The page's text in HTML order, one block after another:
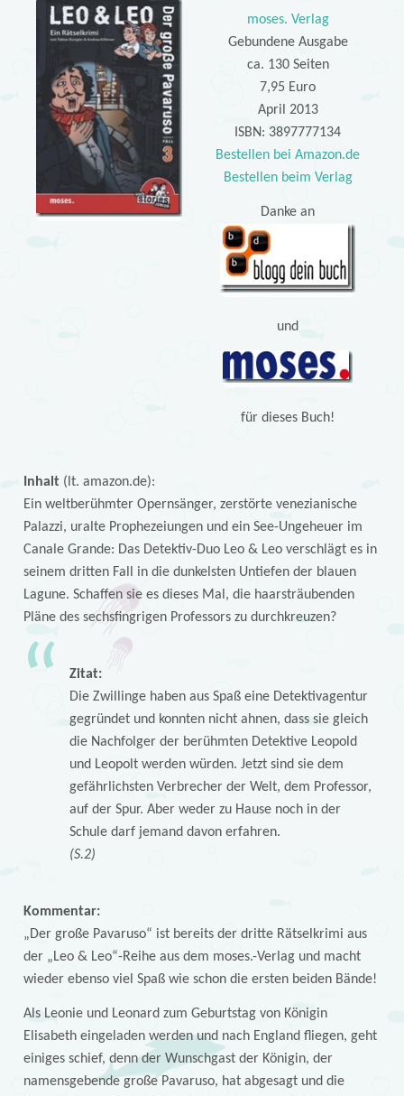
moses. Verlag
Gebundene Ausgabe
ca. 130 Seiten
7,95 Euro
April 2013
ISBN: 3897777134
Bestellen bei Amazon.de
Bestellen beim Verlag
Danke an
und
für dieses Buch!
Inhalt (lt. amazon.de):
Ein weltberühmter Opernsänger, zerstörte venezianische
Palazzi, uralte Prophezeiungen und ein See-Ungeheuer im
Canale Grande: Das Detektiv-Duo Leo & Leo verschlägt es in
seinem dritten Fall in die dunkelsten Untiefen der blauen
Lagune. Schaffen sie es dieses Mal, die haarsträubenden
Pläne des sechsfingrigen Professors zu durchkreuzen?
Zitat:
Die Zwillinge haben aus Spaß eine Detektivagentur
gegründet und konnten nicht ahnen, dass sie gleich
die Nachfolger der berühmten Detektive Leopold
und Leopolt werden würden. Jetzt sind sie dem
gefährlichsten Verbrecher der Welt, dem Professor,
auf der Spur. Aber weder zu Hause noch in der
Schule darf jemand davon erfahren.
(S.2)
Kommentar:
„Der große Pavaruso“ ist bereits der dritte Rätselkrimi aus
der „Leo & Leo“-Reihe aus dem moses.-Verlag und macht
wieder ebenso viel Spaß wie schon die ersten beiden Bände!
Als Leonie und Leonard zum Geburtstag von Königin
Elisabeth eingeladen werden und nach England fliegen, geht
einiges schief, denn der Wunschgast der Königin, der
namensgebende große Pavaruso, hat abgesagt und die